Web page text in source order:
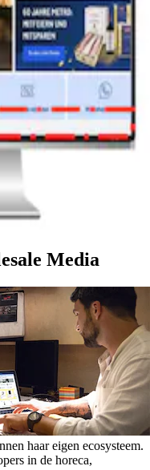
Media
haar eigen ecosysteem.
in de horeca,